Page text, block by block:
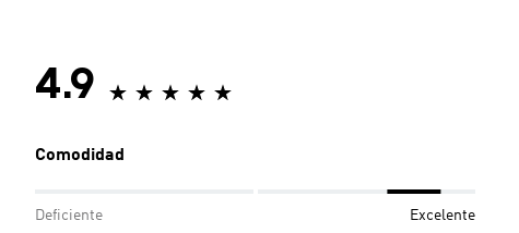
4.9
Comodidad
Deficiente Excelente